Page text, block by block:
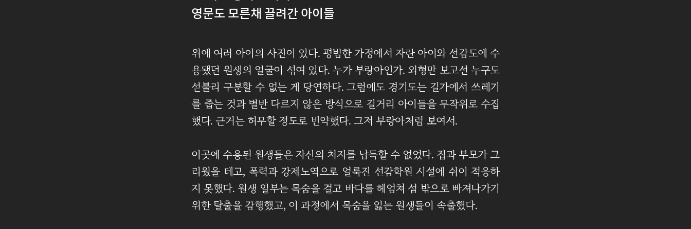
영문도 모른채 끌려간 아이들
위에 여러 아이의 사진이 있다. 평범한 가정에서 자란 아이와 선감도에 수
용됐던 원생의 얼굴이 섞여 있다. 누가 부랑아인가. 외형만 보고선 누구도
섣불리 구분할 수 없는 게 당연하다. 그럼에도 경기도는 길가에서 쓰레기
를 줍는 것과 별반 다르지 않은 방식으로 길거리 아이들을 무작위로 수집
했다. 근거는 허무할 정도로 빈약했다. 그저 부랑아처럼 보여서.
이곳에 수용된 원생들은 자신의 처지를 납득할 수 없었다. 집과 부모가 그
리웠을 테고, 폭력과 강제노역으로 얼룩진 선감학원 시설에 쉬이 적응하
지 못했다. 원생 일부는 목숨을 걸고 바다를 헤엄쳐 섬 밖으로 빠져나가기
위한 탈출을 감행했고, 이 과정에서 목숨을 잃는 원생들이 속출했다.